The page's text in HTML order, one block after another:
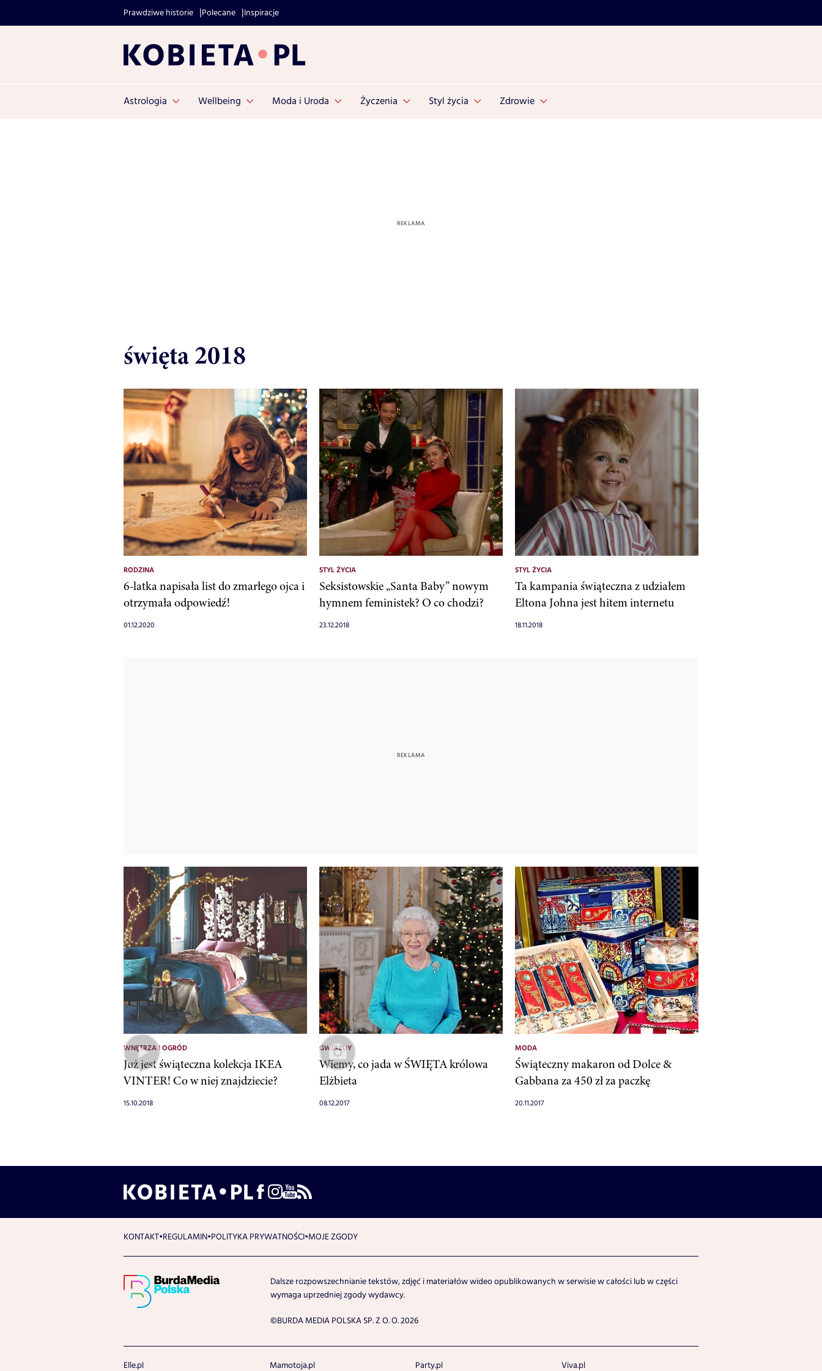
Prawdziwe historie Polecane Inspiracje
Astrologia Wellbeing Moda i Uroda Życzenia Styl życia Zdrowie
święta 2018
RODZINA
6-latka napisała list do zmarłego ojca i
otrzymała odpowiedź!
01.12.2020
STYL ŻYCIA
Seksistowskie „Santa Baby” nowym
hymnem feministek? O co chodzi?
23.12.2018
STYL ŻYCIA
Ta kampania świąteczna z udziałem
Eltona Johna jest hitem internetu
18.11.2018
WNĘTRZA I OGRÓD
Już jest świąteczna kolekcja IKEA
VINTER! Co w niej znajdziecie?
15.10.2018
GWIAZDY
Wiemy, co jada w ŚWIĘTA królowa
Elżbieta
08.12.2017
MODA
Świąteczny makaron od Dolce &
Gabbana za 450 zł za paczkę
20.11.2017
KONTAKT REGULAMIN POLITYKA PRYWATNOŚCI MOJE ZGODY
Dalsze rozpowszechnianie tekstów, zdjęć i materiałów wideo opublikowanych w serwisie w całości lub w części
wymaga uprzedniej zgody wydawcy.
©BURDA MEDIA POLSKA SP. Z O. O. 2026
Elle.pl Mamotoja.pl Party.pl Viva.pl